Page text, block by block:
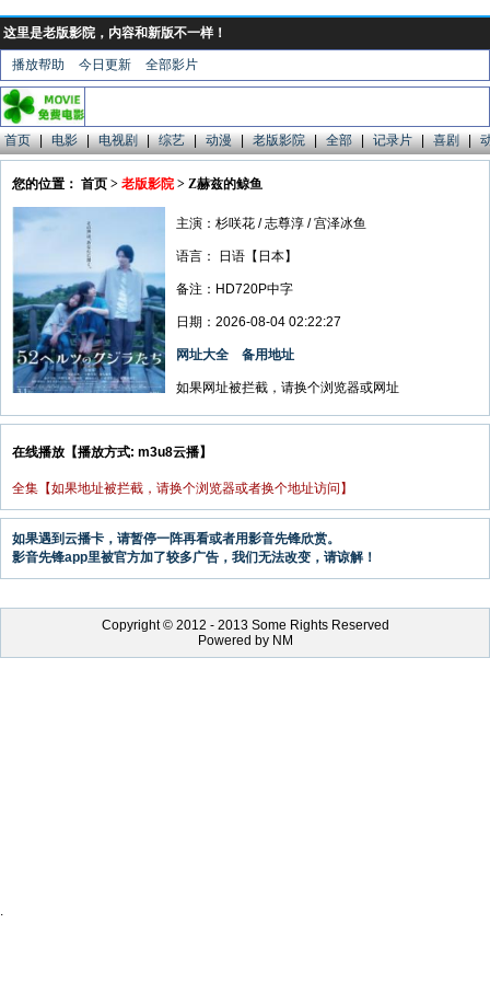
这里是老版影院，内容和新版不一样！
播放帮助 今日更新 全部影片
首页 | 电影 | 电视剧 | 综艺 | 动漫 | 老版影院 | 全部 | 记录片 | 喜剧 |
您的位置： 首页 > 老版影院 > Z赫兹的鲸鱼
主演：杉咲花 / 志尊淳 / 宫泽冰鱼
语言： 日语【日本】
备注：HD720P中字
日期：2026-08-04 02:22:27
网址大全 备用地址
如果网址被拦截，请换个浏览器或网址
在线播放【播放方式: m3u8云播】
全集【如果地址被拦截，请换个浏览器或者换个地址访问】
如果遇到云播卡，请暂停一阵再看或者用影音先锋欣赏。
影音先锋app里被官方加了较多广告，我们无法改变，请谅解！
Copyright © 2012 - 2013 Some Rights Reserved
Powered by NM
.